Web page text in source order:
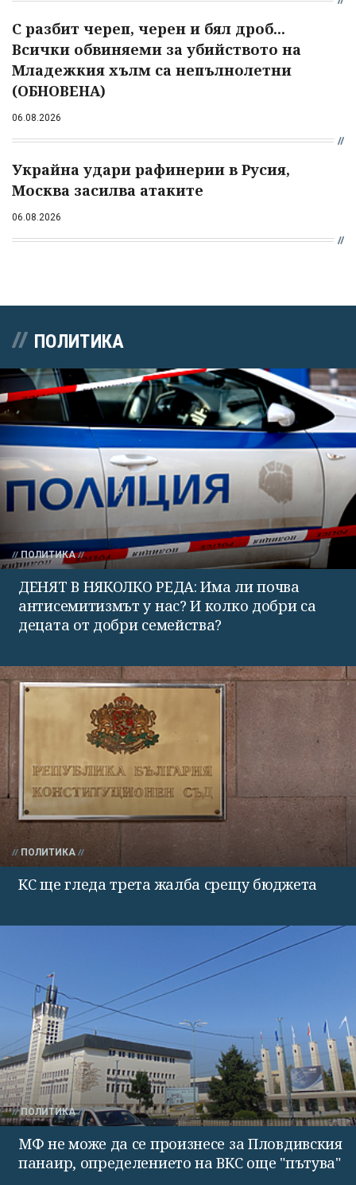
С разбит череп, черен и бял дроб...
Всички обвиняеми за убийството на
Младежкия хълм са непълнолетни
(ОБНОВЕНА)
06.08.2026
Украйна удари рафинерии в Русия,
Москва засилва атаките
06.08.2026
ПОЛИТИКА
ПОЛИТИКА
ДЕНЯТ В НЯКОЛКО РЕДА: Има ли почва
антисемитизмът у нас? И колко добри са
децата от добри семейства?
ПОЛИТИКА
КС ще гледа трета жалба срещу бюджета
ПОЛИТИКА
МФ не може да се произнесе за Пловдивския
панаир, определението на ВКС още "пътува"